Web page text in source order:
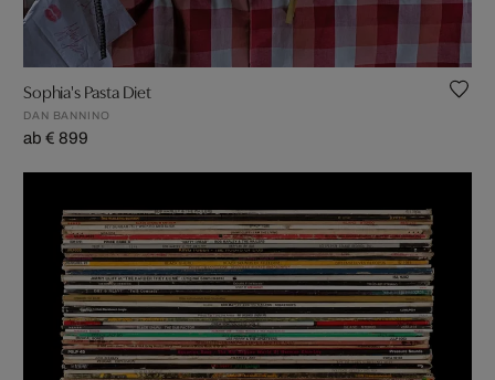
Sophia's Pasta Diet
DAN BANNINO
ab € 899